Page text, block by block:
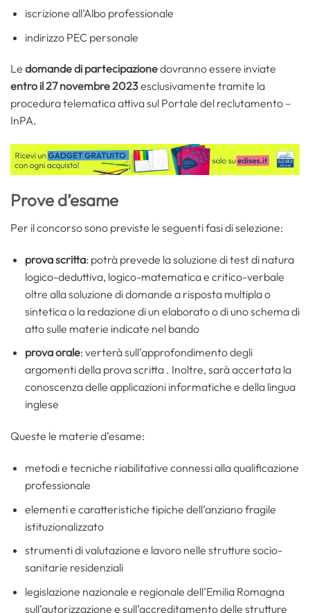
iscrizione all’Albo professionale
indirizzo PEC personale
Le domande di partecipazionedovranno essere inviate
entro il 27 novembre 2023esclusivamente tramite la
procedura telematica attiva sul Portale del reclutamento –
InPA.
Prove d’esame
Per il concorso sono previste le seguenti fasi di selezione:
prova scritta: potrà prevede la soluzione di test di natura
logico-deduttiva, logico-matematica e critico-verbale
oltre alla soluzione di domande a risposta multipla o
sintetica o la redazione di un elaborato o di uno schema di
atto sulle materie indicate nel bando
prova orale: verterà sull’approfondimento degli
argomenti della prova scritta . Inoltre, sarà accertata la
conoscenza delle applicazioni informatiche e della lingua
inglese
Queste le materie d’esame:
metodi e tecniche riabilitative connessi alla qualificazione
professionale
elementi e caratteristiche tipiche dell’anziano fragile
istituzionalizzato
strumenti di valutazione e lavoro nelle strutture socio-
sanitarie residenziali
legislazione nazionale e regionale dell’Emilia Romagna
sull’autorizzazione e sull’accreditamento delle strutture